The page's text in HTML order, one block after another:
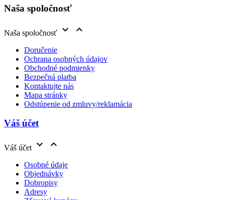
Naša spoločnosť
Naša spoločnosť  
Doručenie
Ochrana osobných údajov
Obchodné podmienky
Bezpečná platba
Kontaktujte nás
Mapa stránky
Odstúpenie od zmluvy/reklamácia
Váš účet
Váš účet  
Osobné údaje
Objednávky
Dobropisy
Adresy